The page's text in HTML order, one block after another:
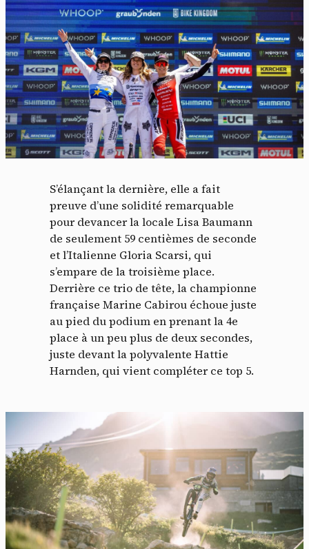
S’élançant la dernière, elle a fait
preuve d’une solidité remarquable
pour devancer la locale Lisa Baumann
de seulement 59 centièmes de seconde
et l’Italienne Gloria Scarsi, qui
s’empare de la troisième place.
Derrière ce trio de tête, la championne
française Marine Cabirou échoue juste
au pied du podium en prenant la 4e
place à un peu plus de deux secondes,
juste devant la polyvalente Hattie
Harnden, qui vient compléter ce top 5.